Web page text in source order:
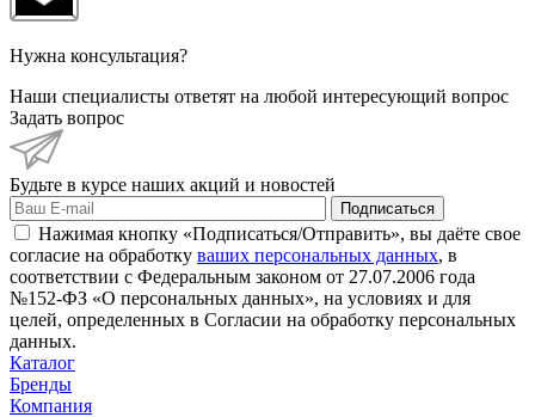
Нужна консультация?
Наши специалисты ответят на любой интересующий вопрос
Задать вопрос
Будьте в курсе наших акций и новостей
Подписаться
Нажимая кнопку «Подписаться/Отправить», вы даёте свое
согласие на обработку ваших персональных данных, в
соответствии с Федеральным законом от 27.07.2006 года
№152-ФЗ «О персональных данных», на условиях и для
целей, определенных в Согласии на обработку персональных
данных.
Каталог
Бренды
Компания